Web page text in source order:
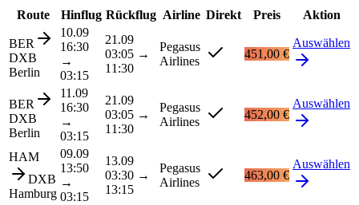
Route Hinflug Rückflug Airline Direkt Preis Aktion
BER
DXB
Berlin
10.09
16:30
→
03:15
21.09
03:05 →
11:30
Pegasus
Airlines
451,00 €
Auswählen
BER
DXB
Berlin
11.09
16:30
→
03:15
21.09
03:05 →
11:30
Pegasus
Airlines
452,00 €
Auswählen
HAM
DXB
Hamburg
09.09
13:50
→
03:15
13.09
03:30 →
13:15
Pegasus
Airlines
463,00 €
Auswählen